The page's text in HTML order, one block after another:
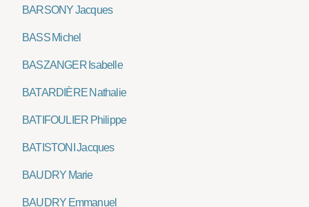
BARSONY Jacques
BASS Michel
BASZANGER Isabelle
BATARDIÈRE Nathalie
BATIFOULIER Philippe
BATISTONI Jacques
BAUDRY Marie
BAUDRY Emmanuel